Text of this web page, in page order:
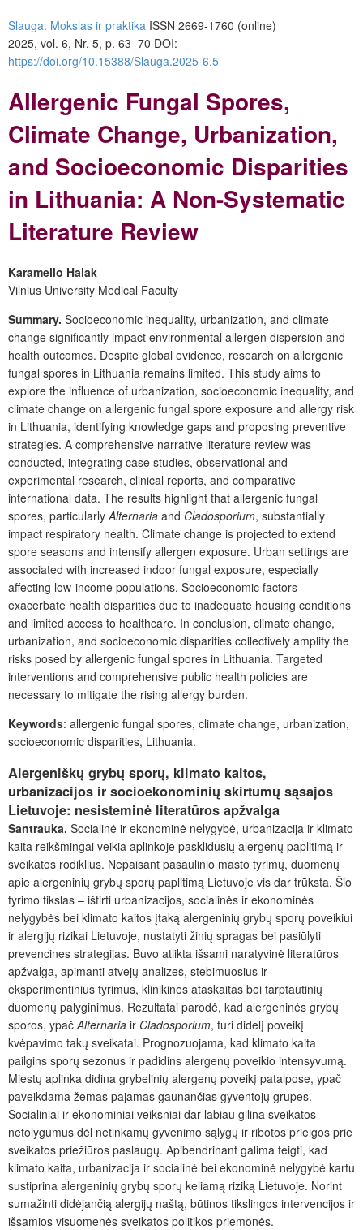
Slauga. Mokslas ir praktika ISSN 2669-1760 (online)
2025, vol. 6, Nr. 5, p. 63–70 DOI:
https://doi.org/10.15388/Slauga.2025-6.5
Allergenic Fungal Spores,
Climate Change, Urbanization,
and Socioeconomic Disparities
in Lithuania: A Non-Systematic
Literature Review
Karamello Halak
Vilnius University Medical Faculty
Summary. Socioeconomic inequality, urbanization, and climate
change significantly impact environmental allergen dispersion and
health outcomes. Despite global evidence, research on allergenic
fungal spores in Lithuania remains limited. This study aims to
explore the influence of urbanization, socioeconomic inequality, and
climate change on allergenic fungal spore exposure and allergy risk
in Lithuania, identifying knowledge gaps and proposing preventive
strategies. A comprehensive narrative literature review was
conducted, integrating case studies, observational and
experimental research, clinical reports, and comparative
international data. The results highlight that allergenic fungal
spores, particularly Alternaria and Cladosporium, substantially
impact respiratory health. Climate change is projected to extend
spore seasons and intensify allergen exposure. Urban settings are
associated with increased indoor fungal exposure, especially
affecting low-income populations. Socioeconomic factors
exacerbate health disparities due to inadequate housing conditions
and limited access to healthcare. In conclusion, climate change,
urbanization, and socioeconomic disparities collectively amplify the
risks posed by allergenic fungal spores in Lithuania. Targeted
interventions and comprehensive public health policies are
necessary to mitigate the rising allergy burden.
Keywords: allergenic fungal spores, climate change, urbanization,
socioeconomic disparities, Lithuania.
Alergeniškų grybų sporų, klimato kaitos,
urbanizacijos ir socioekonominių skirtumų sąsajos
Lietuvoje: nesisteminė literatūros apžvalga
Santrauka. Socialinė ir ekonominė nelygybė, urbanizacija ir klimato
kaita reikšmingai veikia aplinkoje pasklidusių alergenų paplitimą ir
sveikatos rodiklius. Nepaisant pasaulinio masto tyrimų, duomenų
apie alergeninių grybų sporų paplitimą Lietuvoje vis dar trūksta. Šio
tyrimo tikslas – ištirti urbanizacijos, socialinės ir ekonominės
nelygybės bei klimato kaitos įtaką alergeninių grybų sporų poveikiui
ir alergijų rizikai Lietuvoje, nustatyti žinių spragas bei pasiūlyti
prevencines strategijas. Buvo atlikta išsami naratyvinė literatūros
apžvalga, apimanti atvejų analizes, stebimuosius ir
eksperimentinius tyrimus, klinikines ataskaitas bei tarptautinių
duomenų palyginimus. Rezultatai parodė, kad alergeninės grybų
sporos, ypač Alternaria ir Cladosporium, turi didelį poveikį
kvėpavimo takų sveikatai. Prognozuojama, kad klimato kaita
pailgins sporų sezonus ir padidins alergenų poveikio intensyvumą.
Miestų aplinka didina grybelinių alergenų poveikį patalpose, ypač
paveikdama žemas pajamas gaunančias gyventojų grupes.
Socialiniai ir ekonominiai veiksniai dar labiau gilina sveikatos
netolygumus dėl netinkamų gyvenimo sąlygų ir ribotos prieigos prie
sveikatos priežiūros paslaugų. Apibendrinant galima teigti, kad
klimato kaita, urbanizacija ir socialinė bei ekonominė nelygybė kartu
sustiprina alergeninių grybų sporų keliamą riziką Lietuvoje. Norint
sumažinti didėjančią alergijų naštą, būtinos tikslingos intervencijos ir
išsamios visuomenės sveikatos politikos priemonės.